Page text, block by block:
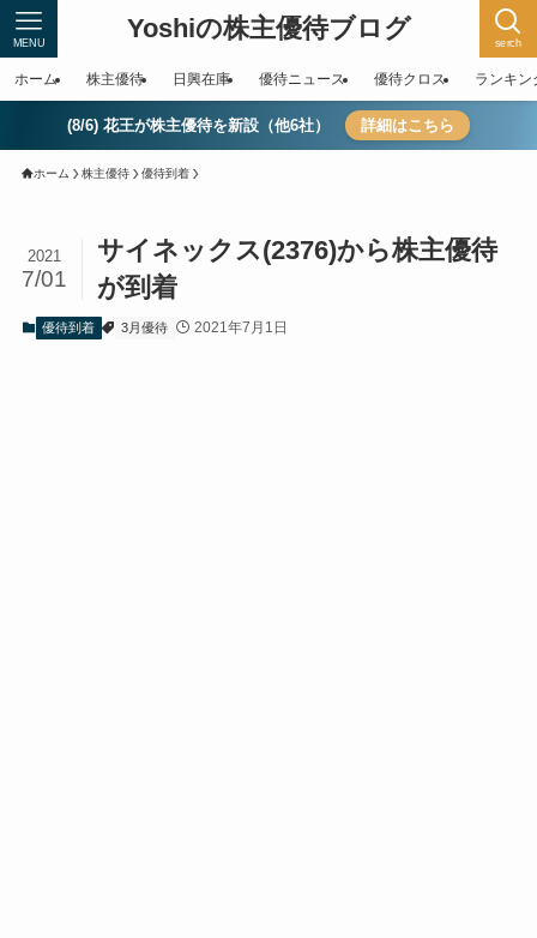
Yoshiの株主優待ブログ serch
MENU
ホーム 株主優待 日興在庫 優待ニュース 優待クロス ランキン
(8/6) 花王が株主優待を新設（他6社） 詳細はこちら
ホーム 株主優待 優待到着
サイネックス(2376)から株主優待
が到着
2021
7/01
優待到着 3月優待 2021年7月1日